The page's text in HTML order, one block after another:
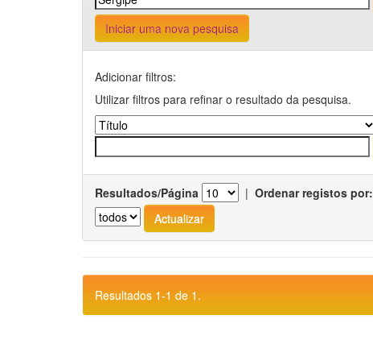
Iniciar uma nova pesquisa
Adicionar filtros:
Utilizar filtros para refinar o resultado da pesquisa.
Resultados/Página | Ordenar registos por:
Resultados 1-1 de 1.